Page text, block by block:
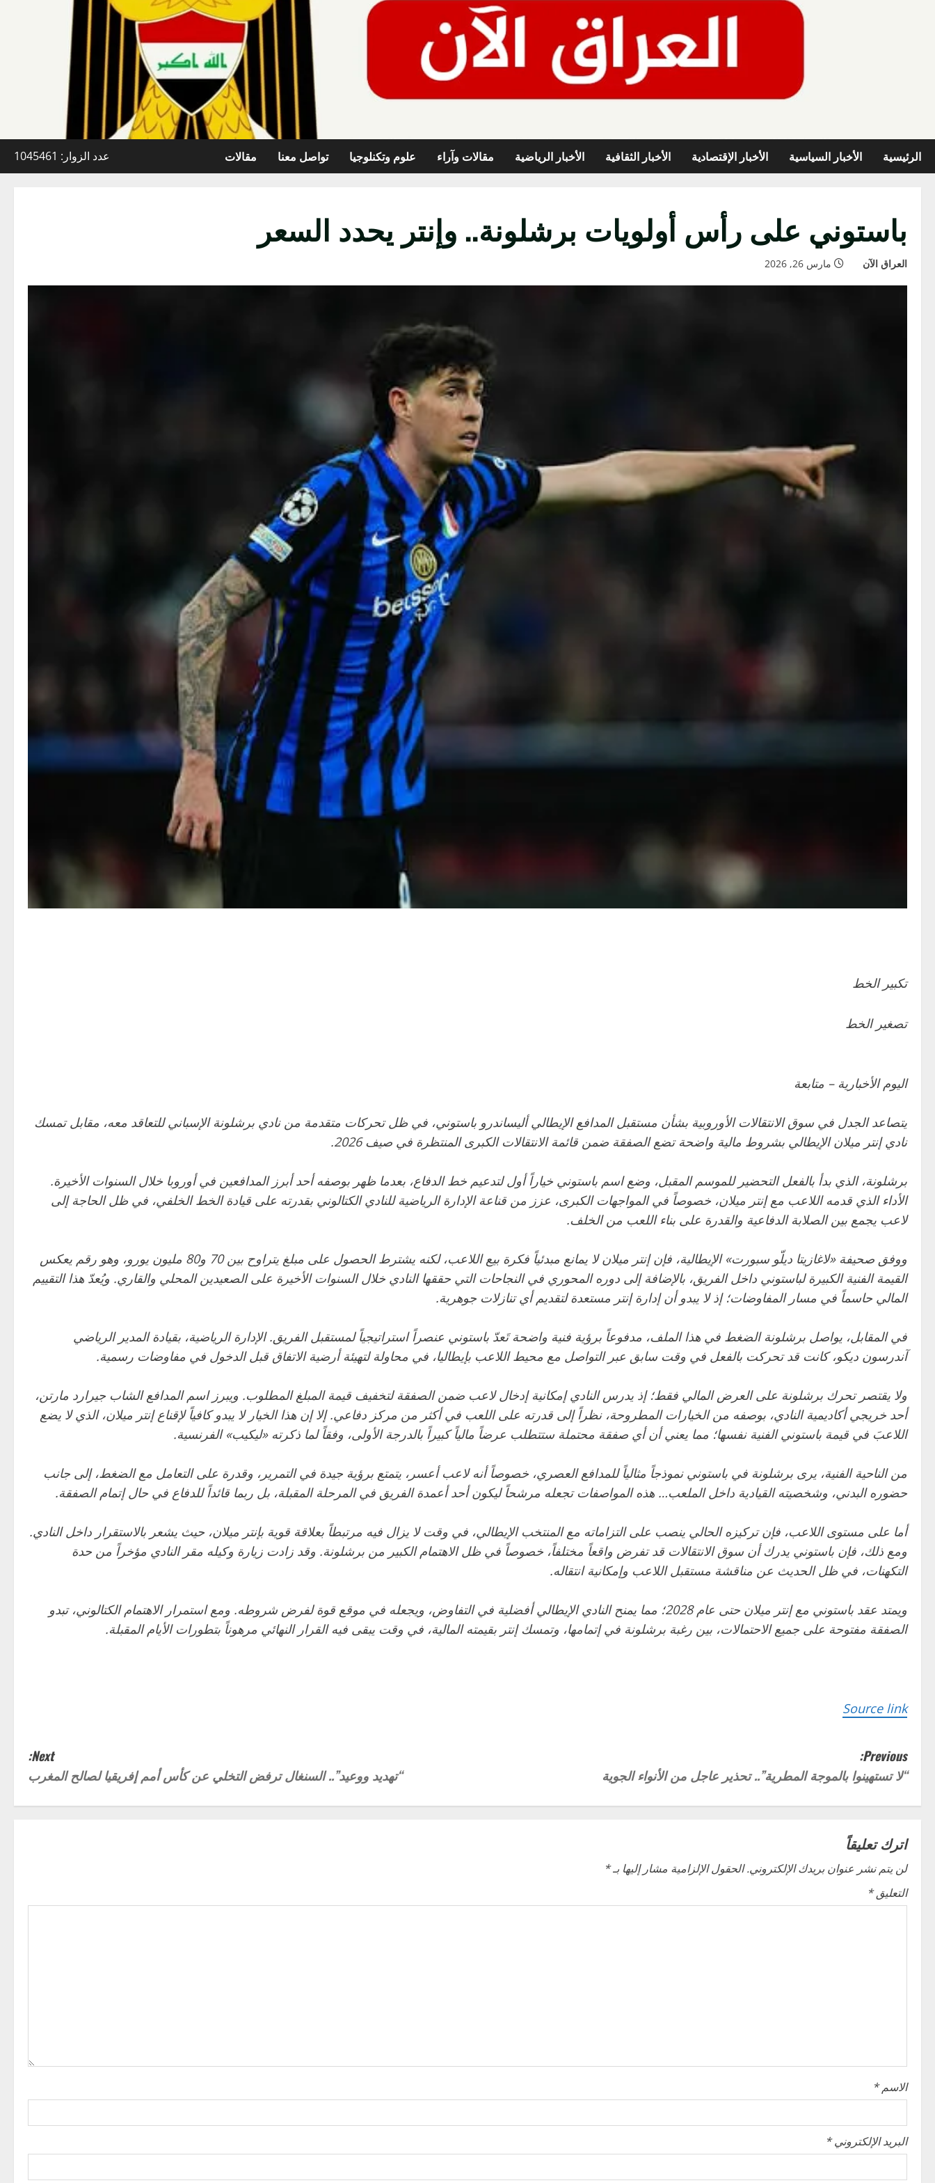
الرئيسية الأخبار السياسية الأخبار الإقتصادية الأخبار الثقافية الأخبار الرياضية مقالات وآراء علوم وتكنلوجيا تواصل معنا مقالات عدد الزوار: 1045461
باستوني على رأس أولويات برشلونة.. وإنتر يحدد السعر
العراق الآن مارس 26, 2026
تكبير الخط
تصغير الخط
اليوم الأخبارية – متابعة
يتصاعد الجدل في سوق الانتقالات الأوروبية بشأن مستقبل المدافع الإيطالي أليساندرو باستوني، في ظل تحركات متقدمة من نادي برشلونة الإسباني للتعاقد معه، مقابل تمسك
نادي إنتر ميلان الإيطالي بشروط مالية واضحة تضع الصفقة ضمن قائمة الانتقالات الكبرى المنتظرة في صيف 2026.
برشلونة، الذي بدأ بالفعل التحضير للموسم المقبل، وضع اسم باستوني خياراً أول لتدعيم خط الدفاع، بعدما ظهر بوصفه أحد أبرز المدافعين في أوروبا خلال السنوات الأخيرة.
الأداء الذي قدمه اللاعب مع إنتر ميلان، خصوصاً في المواجهات الكبرى، عزز من قناعة الإدارة الرياضية للنادي الكتالوني بقدرته على قيادة الخط الخلفي، في ظل الحاجة إلى
لاعب يجمع بين الصلابة الدفاعية والقدرة على بناء اللعب من الخلف.
ووفق صحيفة «لاغازيتا ديلّو سبورت» الإيطالية، فإن إنتر ميلان لا يمانع مبدئياً فكرة بيع اللاعب، لكنه يشترط الحصول على مبلغ يتراوح بين 70 و80 مليون يورو، وهو رقم يعكس
القيمة الفنية الكبيرة لباستوني داخل الفريق، بالإضافة إلى دوره المحوري في النجاحات التي حققها النادي خلال السنوات الأخيرة على الصعيدين المحلي والقاري. ويُعدّ هذا التقييم
المالي حاسماً في مسار المفاوضات؛ إذ لا يبدو أن إدارة إنتر مستعدة لتقديم أي تنازلات جوهرية.
في المقابل، يواصل برشلونة الضغط في هذا الملف، مدفوعاً برؤية فنية واضحة تَعدّ باستوني عنصراً استراتيجياً لمستقبل الفريق. الإدارة الرياضية، بقيادة المدير الرياضي
آندرسون ديكو، كانت قد تحركت بالفعل في وقت سابق عبر التواصل مع محيط اللاعب بإيطاليا، في محاولة لتهيئة أرضية الاتفاق قبل الدخول في مفاوضات رسمية.
ولا يقتصر تحرك برشلونة على العرض المالي فقط؛ إذ يدرس النادي إمكانية إدخال لاعب ضمن الصفقة لتخفيف قيمة المبلغ المطلوب. ويبرز اسم المدافع الشاب جيرارد مارتن،
أحد خريجي أكاديمية النادي، بوصفه من الخيارات المطروحة، نظراً إلى قدرته على اللعب في أكثر من مركز دفاعي. إلا إن هذا الخيار لا يبدو كافياً لإقناع إنتر ميلان، الذي لا يضع
اللاعبَ في قيمة باستوني الفنية نفسها؛ مما يعني أن أي صفقة محتملة ستتطلب عرضاً مالياً كبيراً بالدرجة الأولى، وفقاً لما ذكرته «ليكيب» الفرنسية.
من الناحية الفنية، يرى برشلونة في باستوني نموذجاً مثالياً للمدافع العصري، خصوصاً أنه لاعب أعسر، يتمتع برؤية جيدة في التمرير، وقدرة على التعامل مع الضغط، إلى جانب
حضوره البدني، وشخصيته القيادية داخل الملعب… هذه المواصفات تجعله مرشحاً ليكون أحد أعمدة الفريق في المرحلة المقبلة، بل ربما قائداً للدفاع في حال إتمام الصفقة.
أما على مستوى اللاعب، فإن تركيزه الحالي ينصب على التزاماته مع المنتخب الإيطالي، في وقت لا يزال فيه مرتبطاً بعلاقة قوية بإنتر ميلان، حيث يشعر بالاستقرار داخل النادي.
ومع ذلك، فإن باستوني يدرك أن سوق الانتقالات قد تفرض واقعاً مختلفاً، خصوصاً في ظل الاهتمام الكبير من برشلونة. وقد زادت زيارة وكيله مقر النادي مؤخراً من حدة
التكهنات، في ظل الحديث عن مناقشة مستقبل اللاعب وإمكانية انتقاله.
ويمتد عقد باستوني مع إنتر ميلان حتى عام 2028؛ مما يمنح النادي الإيطالي أفضلية في التفاوض، ويجعله في موقع قوة لفرض شروطه. ومع استمرار الاهتمام الكتالوني، تبدو
الصفقة مفتوحة على جميع الاحتمالات، بين رغبة برشلونة في إتمامها، وتمسك إنتر بقيمته المالية، في وقت يبقى فيه القرار النهائي مرهوناً بتطورات الأيام المقبلة.
Source link
P
o
s
t
n
a
i
o
n
Previous:
“لا تستهينوا بالموجة المطرية”.. تحذير عاجل من الأنواء الجوية
Next:
“تهديد ووعيد”.. السنغال ترفض التخلي عن كأس أمم إفريقيا لصالح المغرب
اترك تعليقاً
لن يتم نشر عنوان بريدك الإلكتروني. الحقول الإلزامية مشار إليها بـ*
التعليق*
الاسم*
البريد الإلكتروني*